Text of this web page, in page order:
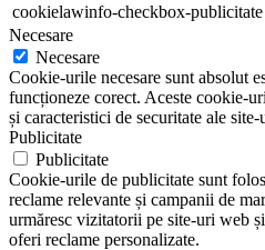
cookielawinfo-checkbox-publicitate
Necesare
Necesare
Cookie-urile necesare sunt absolut
funcționeze corect. Aceste cookie-
și caracteristici de securitate ale
Publicitate
Publicitate
Cookie-urile de publicitate sunt
reclame relevante și campanii de
urmăresc vizitatorii pe site-uri web
oferi reclame personalizate.